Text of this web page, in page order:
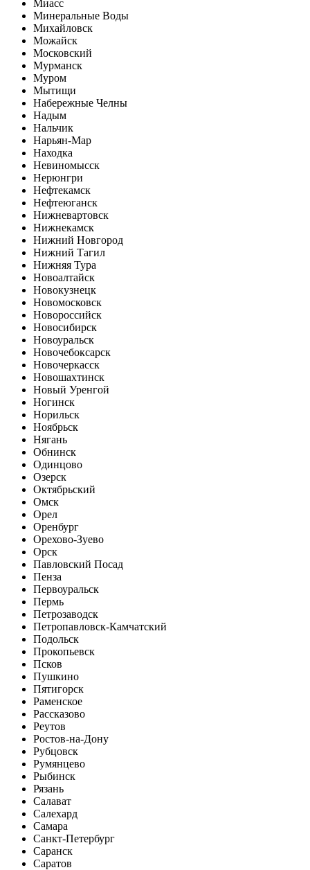
Миасс
Минеральные Воды
Михайловск
Можайск
Московский
Мурманск
Муром
Мытищи
Набережные Челны
Надым
Нальчик
Нарьян-Мар
Находка
Невиномысск
Нерюнгри
Нефтекамск
Нефтеюганск
Нижневартовск
Нижнекамск
Нижний Новгород
Нижний Тагил
Нижняя Тура
Новоалтайск
Новокузнецк
Новомосковск
Новороссийск
Новосибирск
Новоуральск
Новочебоксарск
Новочеркасск
Новошахтинск
Новый Уренгой
Ногинск
Норильск
Ноябрьск
Нягань
Обнинск
Одинцово
Озерск
Октябрьский
Омск
Орел
Оренбург
Орехово-Зуево
Орск
Павловский Посад
Пенза
Первоуральск
Пермь
Петрозаводск
Петропавловск-Камчатский
Подольск
Прокопьевск
Псков
Пушкино
Пятигорск
Раменское
Рассказово
Реутов
Ростов-на-Дону
Рубцовск
Румянцево
Рыбинск
Рязань
Салават
Салехард
Самара
Санкт-Петербург
Саранск
Саратов